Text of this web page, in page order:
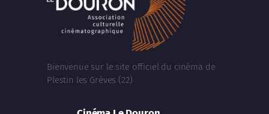
Bienvenue sur le site officiel du cinéma de
Plestin les Grèves (22)